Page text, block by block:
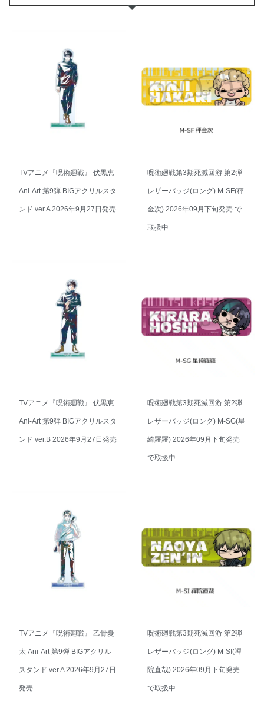
TVアニメ『呪術廻戦』 伏黒恵
Ani-Art 第9弾 BIGアクリルスタ
ンド ver.A 2026年9月27日発売
呪術廻戦第3期死滅回游 第2弾
レザーバッジ(ロング) M-SF(秤
金次) 2026年09月下旬発売 で
取扱中
TVアニメ『呪術廻戦』 伏黒恵
Ani-Art 第9弾 BIGアクリルスタ
ンド ver.B 2026年9月27日発売
呪術廻戦第3期死滅回游 第2弾
レザーバッジ(ロング) M-SG(星
綺羅羅) 2026年09月下旬発売
で取扱中
TVアニメ『呪術廻戦』 乙骨憂
太 Ani-Art 第9弾 BIGアクリル
スタンド ver.A 2026年9月27日
発売
呪術廻戦第3期死滅回游 第2弾
レザーバッジ(ロング) M-SI(禪
院直哉) 2026年09月下旬発売
で取扱中